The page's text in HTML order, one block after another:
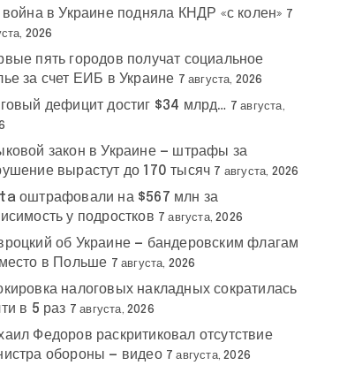
война в Украине подняла КНДР «с колен» 7
2026
пять городов получат социальное
за счет ЕИБ в Украине 7 августа, 2026
дефицит достиг $34 млрд… 7 августа,
закон в Украине — штрафы за
вырастут до 170 тысяч 7 августа, 2026
оштрафовали на $567 млн за
у подростков 7 августа, 2026
об Украине — бандеровским флагам
в Польше 7 августа, 2026
налоговых накладных сократилась
в 5 раз 7 августа, 2026
Федоров раскритиковал отсутствие
обороны — видео 7 августа, 2026